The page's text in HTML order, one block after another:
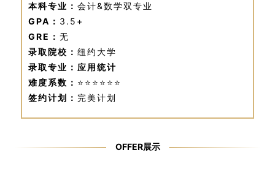
本科专业： 会计&数学双专业
GPA： 3.5+
GRE： 无
录取院校： 纽约大学
录取专业：应用统计
难度系数： ⭐⭐⭐⭐⭐⭐
签约计划： 完美计划
OFFER展示